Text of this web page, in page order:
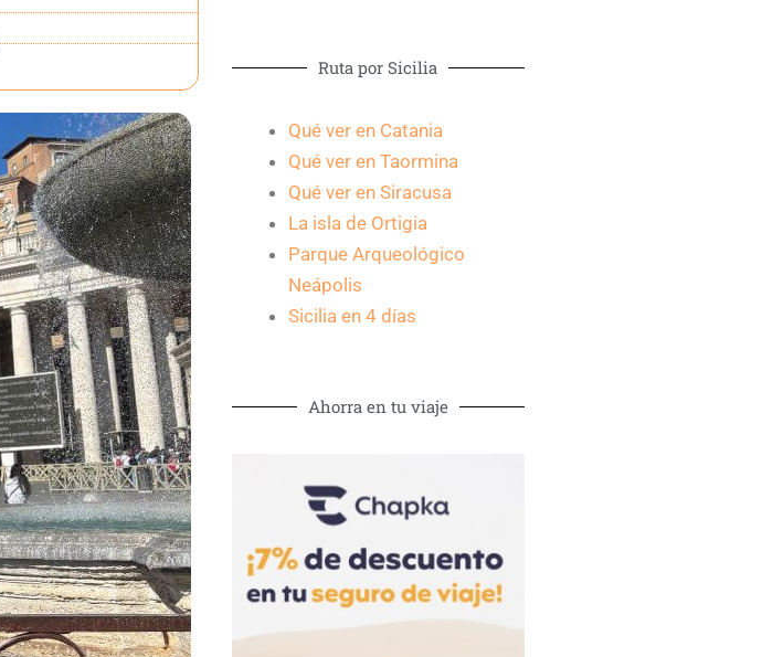
Ruta por Sicilia
Qué ver en Catania
Qué ver en Taormina
Qué ver en Siracusa
La isla de Ortigia
Parque Arqueológico
Neápolis
Sicilia en 4 días
Ahorra en tu viaje